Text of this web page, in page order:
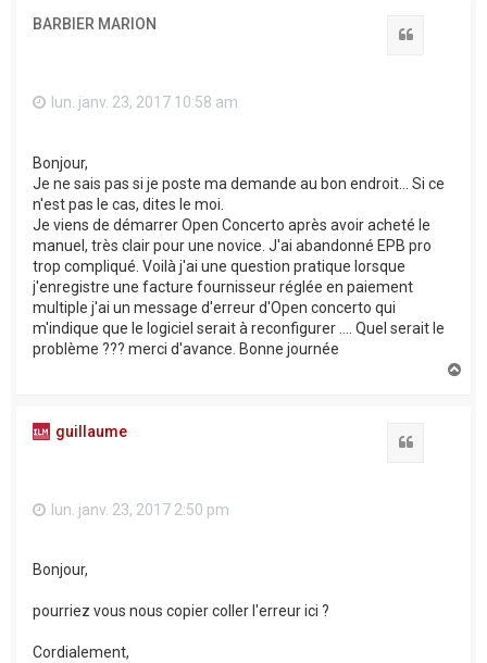
BARBIER MARION
lun. janv. 23, 2017 10:58 am
Bonjour,
Je ne sais pas si je poste ma demande au bon endroit... Si ce
n'est pas le cas, dites le moi.
Je viens de démarrer Open Concerto après avoir acheté le
manuel, très clair pour une novice. J'ai abandonné EPB pro
trop compliqué. Voilà j'ai une question pratique lorsque
j'enregistre une facture fournisseur réglée en paiement
multiple j'ai un message d'erreur d'Open concerto qui
m'indique que le logiciel serait à reconfigurer .... Quel serait le
problème ??? merci d'avance. Bonne journée
guillaume
lun. janv. 23, 2017 2:50 pm
Bonjour,
pourriez vous nous copier coller l'erreur ici ?
Cordialement,